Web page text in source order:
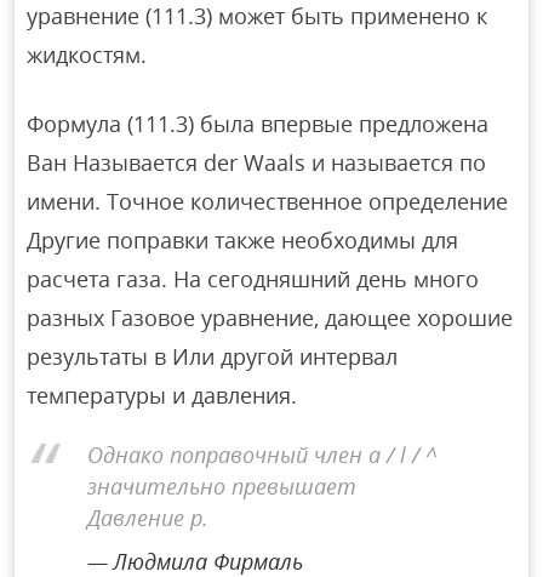
уравнение (111.3) может быть применено к
жидкостям.
Формула (111.3) была впервые предложена
Ван Называется der Waals и называется по
имени. Точное количественное определение
Другие поправки также необходимы для
расчета газа. На сегодняшний день много
разных Газовое уравнение, дающее хорошие
результаты в Или другой интервал
температуры и давления.
Однако поправочный член a / l / ^
значительно превышает
Давление р.
Людмила Фирмаль